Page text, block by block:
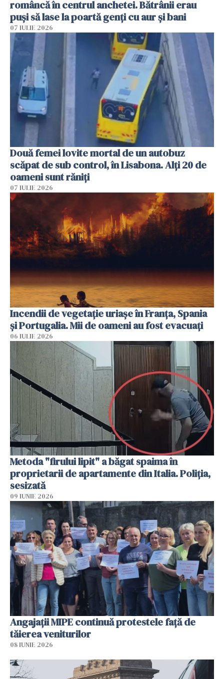
româncă în centrul anchetei. Bătrânii erau
puși să lase la poartă genți cu aur și bani
07 IULIE 2026
Două femei lovite mortal de un autobuz
scăpat de sub control, în Lisabona. Alți 20 de
oameni sunt răniți
07 IULIE 2026
Incendii de vegetație uriașe în Franța, Spania
și Portugalia. Mii de oameni au fost evacuați
06 IULIE 2026
Metoda "firului lipit" a băgat spaima în
proprietarii de apartamente din Italia. Poliția,
sesizată
09 IUNIE 2026
Angajaţii MIPE continuă protestele faţă de
tăierea veniturilor
08 IUNIE 2026